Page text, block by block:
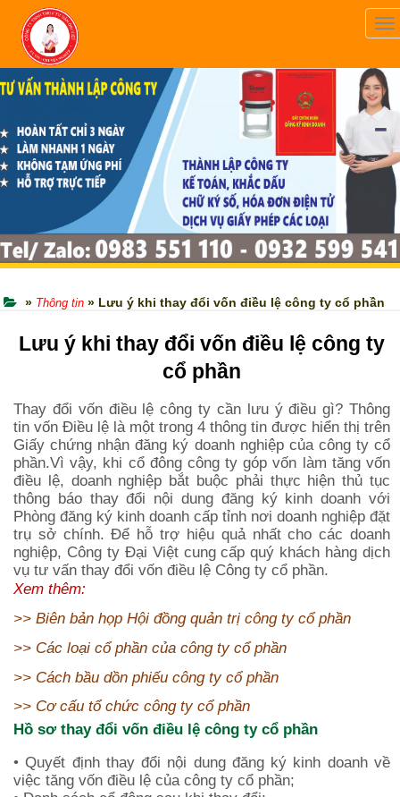
» Thông tin » Lưu ý khi thay đổi vốn điều lệ công ty cổ phần
Lưu ý khi thay đổi vốn điều lệ công ty
cổ phần
Thay đổi vốn điều lệ công ty cần lưu ý điều gì? Thông
tin vốn Điều lệ là một trong 4 thông tin được hiển thị trên
Giấy chứng nhận đăng ký doanh nghiệp của công ty cổ
phần.Vì vậy, khi cổ đông công ty góp vốn làm tăng vốn
điều lệ, doanh nghiệp bắt buộc phải thực hiện thủ tục
thông báo thay đổi nội dung đăng ký kinh doanh với
Phòng đăng ký kinh doanh cấp tỉnh nơi doanh nghiệp đặt
trụ sở chính. Để hỗ trợ hiệu quả nhất cho các doanh
nghiệp, Công ty Đại Việt cung cấp quý khách hàng dịch
vụ tư vấn thay đổi vốn điều lệ Công ty cổ phần.
Xem thêm:
>> Biên bản họp Hội đồng quản trị công ty cổ phần
>> Các loại cổ phần của công ty cổ phần
>> Cách bầu dồn phiếu công ty cổ phần
>> Cơ cấu tổ chức công ty cổ phần
Hồ sơ thay đổi vốn điều lệ công ty cổ phần
• Quyết định thay đổi nội dung đăng ký kinh doanh về
việc tăng vốn điều lệ của công ty cổ phần;